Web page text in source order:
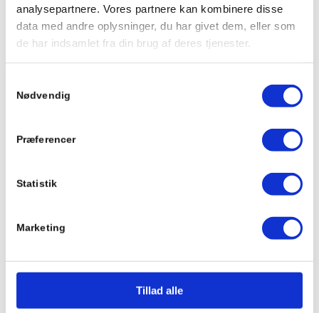
analysepartnere. Vores partnere kan kombinere disse
data med andre oplysninger, du har givet dem, eller som
de har indsamlet fra din brug af deres tjenester.
Nødvendig
Præferencer
Statistik
Marketing
Tillad alle
BORTKØRSEL AF
OVERSKYDENDE JORD
Lad os stå for bortkørslen af det overskydende jord
LEJE AF CONTAINER TIL
Kom af med murebrokker, byggeaffald og